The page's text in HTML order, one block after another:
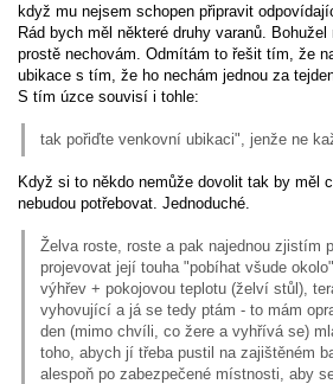
když mu nejsem schopen připravit
Rád bych měl některé druhy varanů.
prostě nechovám. Odmítám to řešit tím, že
ubikace s tím, že ho nechám jednou za
S tím úzce souvisí i tohle:
tak pořiďte venkovní ubikaci", jenže ne
Když si to někdo nemůže dovolit tak by měl
nebudou potřebovat. Jednoduché.
Želva roste, roste a pak najednou zjistím
projevovat její touha "pobíhat všude
výhřev + pokojovou teplotu (želví stůl),
vyhovující a já se tedy ptám - to mám
den (mimo chvíli, co žere a vyhřívá se)
toho, abych jí třeba pustil na zajištěném
alespoň po zabezpečené místnosti, aby